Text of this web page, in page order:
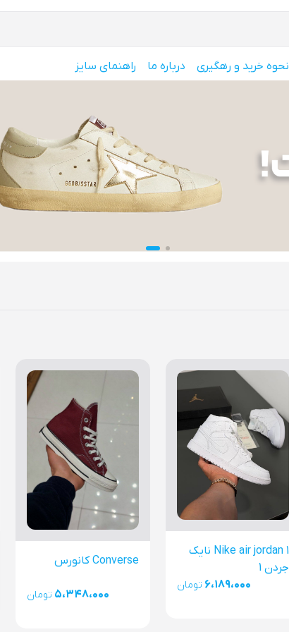
نحوه خرید و رهگیری درباره ما راهنمای سایز
Nike air jordan 1 نایک
جردن 1
۶،۱۸۹،۰۰۰ تومان
Converse کانورس
۵،۳۴۸،۰۰۰ تومان